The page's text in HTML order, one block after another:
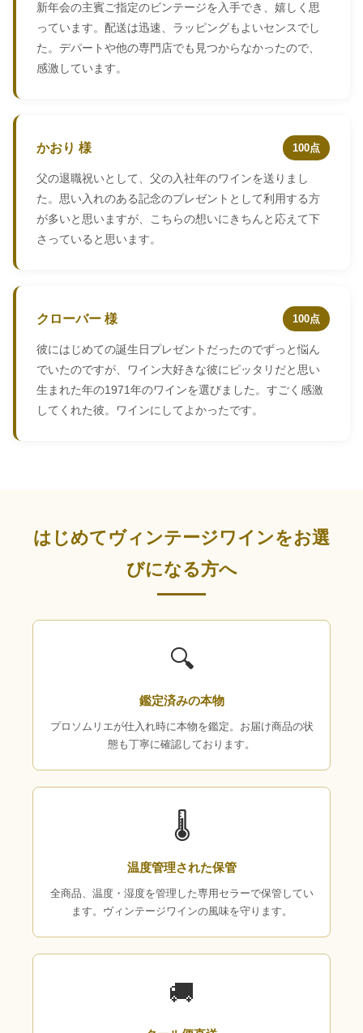
新年会の主賓ご指定のビンテージを入手でき、嬉しく思
っています。配送は迅速、ラッピングもよいセンスでし
た。デパートや他の専門店でも見つからなかったので、
感激しています。
かおり 様 100点
父の退職祝いとして、父の入社年のワインを送りまし
た。思い入れのある記念のプレゼントとして利用する方
が多いと思いますが、こちらの想いにきちんと応えて下
さっていると思います。
クローバー 様 100点
彼にはじめての誕生日プレゼントだったのでずっと悩ん
でいたのですが、ワイン大好きな彼にピッタリだと思い
生まれた年の1971年のワインを選びました。すごく感激
してくれた彼。ワインにしてよかったです。
はじめてヴィンテージワインをお選
びになる方へ
🔍
鑑定済みの本物
プロソムリエが仕入れ時に本物を鑑定。お届け商品の状
態も丁寧に確認しております。
🌡
温度管理された保管
全商品、温度・湿度を管理した専用セラーで保管してい
ます。ヴィンテージワインの風味を守ります。
🚚